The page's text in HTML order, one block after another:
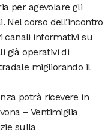
per agevolare gli
corso dell’incontro
canali informativi su
già operativi di
migliorando il
potrà ricevere in
– Ventimiglia
sulla